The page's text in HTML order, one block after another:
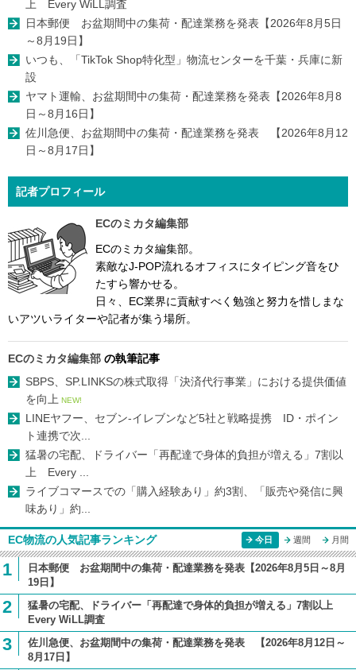
上 Every WiLL調査
日本郵便 お盆期間中の集荷・配達業務を発表【2026年8月5日
～8月19日】
いつも、「TikTok Shop特化型」物流センターを千葉・兵庫に新
設
ヤマト運輸、お盆期間中の集荷・配達業務を発表【2026年8月8
日～8月16日】
佐川急便、お盆期間中の集荷・配達業務を発表 【2026年8月12
日～8月17日】
記者プロフィール
ECのミカタ編集部
ECのミカタ編集部。
素敵なJ-POP流れるオフィスにタイピング音をひ
たすら響かせる。
日々、EC業界に貢献すべく勉強と努力を惜しまな
いアツいライターや記者が集う場所。
ECのミカタ編集部 の執筆記事
SBPS、SP.LINKSの株式取得「決済代行事業」における提供価値
を向上 NEW!
LINEヤフー、セブン-イレブンなど5社と戦略提携 ID・ポイン
ト連携で次...
猛暑の宅配、ドライバー「再配達で身体的負担が増える」7割以
上 Every ...
ライブコマースでの「購入経験あり」約3割、「販売や発信に興
味あり」約...
EC物流の人気記事ランキング 今日 週間 月間
1
日本郵便 お盆期間中の集荷・配達業務を発表【2026年8月5日～8月
19日】
2
猛暑の宅配、ドライバー「再配達で身体的負担が増える」7割以上
Every WiLL調査
3
佐川急便、お盆期間中の集荷・配達業務を発表 【2026年8月12日～
8月17日】